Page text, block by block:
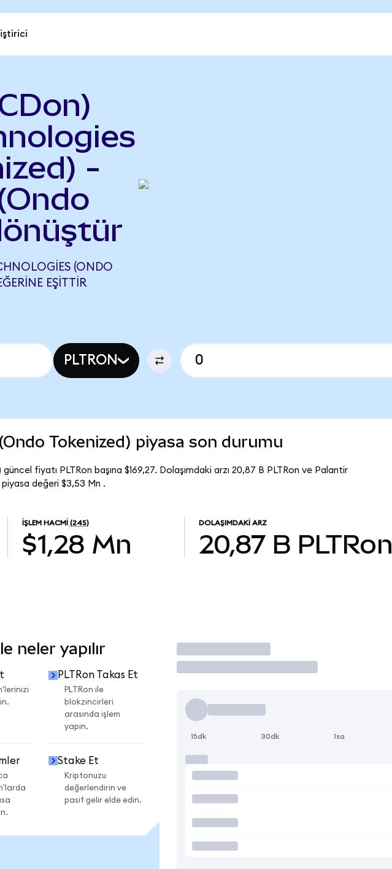
-
(ONDO
EŞITTIR
PLTRON
Tokenized) piyasa son durumu
fiyatı PLTRon başına $169,27. Dolaşımdaki arzı 20,87 B PLTRon ve Palantir
değeri $3,53 Mn .
İŞLEM HACMI (24S)
$1,28 Mn
DOLAŞIMDAKI ARZ
20,87 B PLTRon
neler yapılır
PLTRon Takas Et
PLTRon ile
blokzincirleri
arasında işlem
yapın.
Stake Et
Kriptonuzu
değerlendirin ve
pasif gelir elde edin.
İşlem Yap
15dk 30dk 1sa